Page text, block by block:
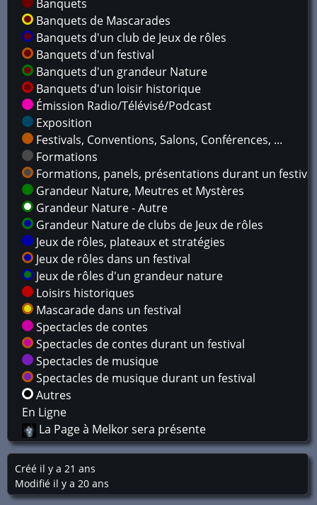
Banquets
Banquets de Mascarades
Banquets d'un club de Jeux de rôles
Banquets d'un festival
Banquets d'un grandeur Nature
Banquets d'un loisir historique
Émission Radio/Télévisé/Podcast
Exposition
Festivals, Conventions, Salons, Conférences, ...
Formations
Formations, panels, présentations durant un festival
Grandeur Nature, Meutres et Mystères
Grandeur Nature - Autre
Grandeur Nature de clubs de Jeux de rôles
Jeux de rôles, plateaux et stratégies
Jeux de rôles dans un festival
Jeux de rôles d'un grandeur nature
Loisirs historiques
Mascarade dans un festival
Spectacles de contes
Spectacles de contes durant un festival
Spectacles de musique
Spectacles de musique durant un festival
Autres
En Ligne
La Page à Melkor sera présente
Créé il y a 21 ans
Modifié il y a 20 ans